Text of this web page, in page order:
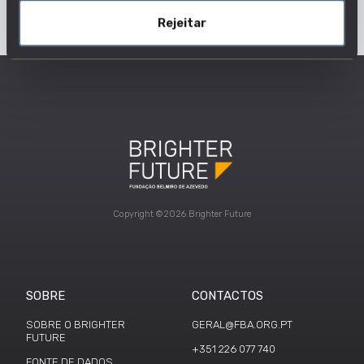
Rejeitar
Copyright ©2026 Brighter Future
SOBRE
SOBRE O BRIGHTER
FUTURE
CONTACTOS
GERAL@FBA.ORG.PT
+351 226 077 740